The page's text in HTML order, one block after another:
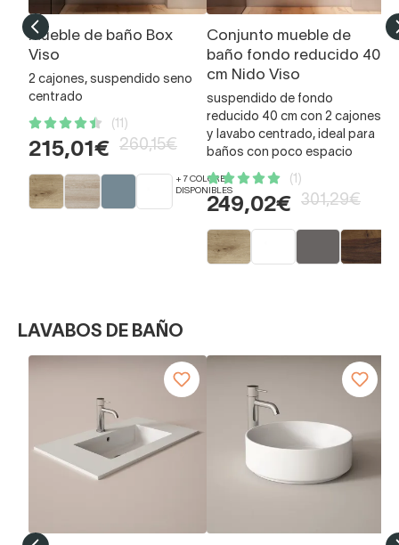
Mueble de baño Box
Viso
2 cajones, suspendido seno
centrado
(11)
215,01€ 260,15€
+ 7 COLORES
DISPONIBLES
Conjunto mueble de
baño fondo reducido 40
cm Nido Viso
suspendido de fondo
reducido 40 cm con 2 cajones
y lavabo centrado, ideal para
baños con poco espacio
(1)
249,02€ 301,29€
LAVABOS DE BAÑO